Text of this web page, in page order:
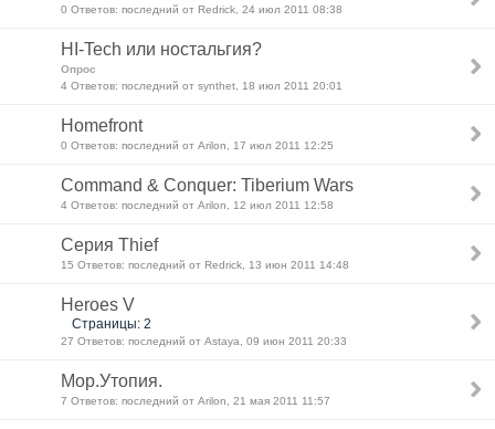
0 Ответов: последний от Redrick, 24 июл 2011 08:38
HI-Tech или ностальгия?
Опрос
4 Ответов: последний от synthet, 18 июл 2011 20:01
Homefront
0 Ответов: последний от Arilon, 17 июл 2011 12:25
Command & Conquer: Tiberium Wars
4 Ответов: последний от Arilon, 12 июл 2011 12:58
Серия Thief
15 Ответов: последний от Redrick, 13 июн 2011 14:48
Heroes V
Страницы: 2
27 Ответов: последний от Astaya, 09 июн 2011 20:33
Мор.Утопия.
7 Ответов: последний от Arilon, 21 мая 2011 11:57